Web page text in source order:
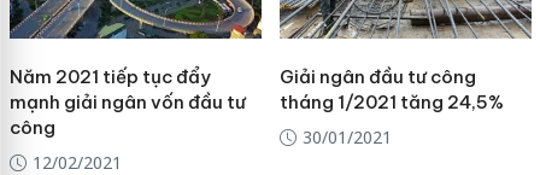
Năm 2021 tiếp tục đẩy
mạnh giải ngân vốn đầu tư
công
12/02/2021
Giải ngân đầu tư công
tháng 1/2021 tăng 24,5%
30/01/2021